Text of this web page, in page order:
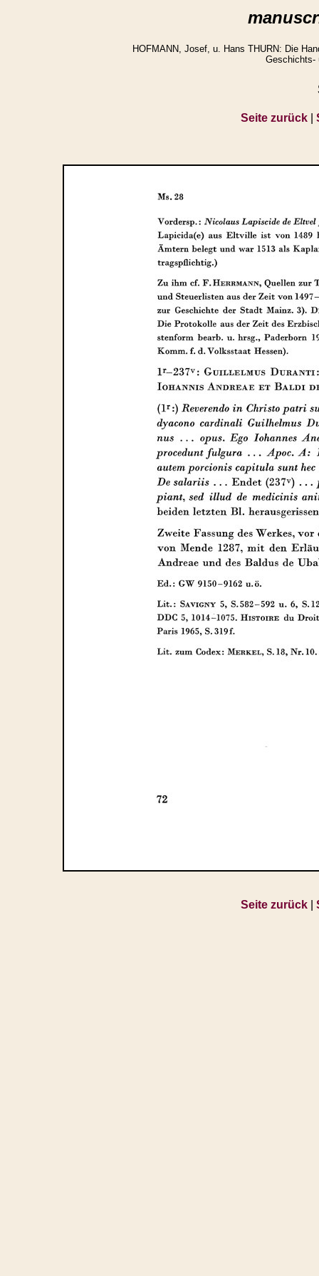
HOFMANN, Josef, u. Hans THURN: Die
Geschichts-
Seite zurück|
Seite zurück|